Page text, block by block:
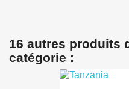
16 autres produits
catégorie :